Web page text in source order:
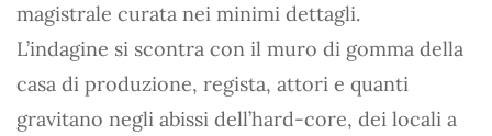
magistrale curata nei minimi dettagli.
L’indagine si scontra con il muro di gomma della
casa di produzione, regista, attori e quanti
gravitano negli abissi dell’hard-core, dei locali a